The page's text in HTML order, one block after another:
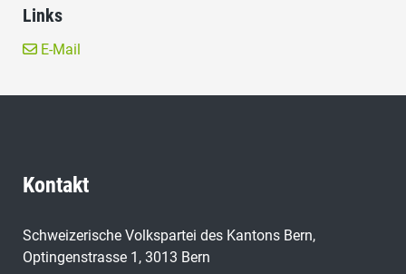
Links
E-Mail
Kontakt
Schweizerische Volkspartei des Kantons Bern,
Optingenstrasse 1, 3013 Bern